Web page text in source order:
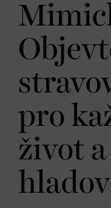
pro
život a